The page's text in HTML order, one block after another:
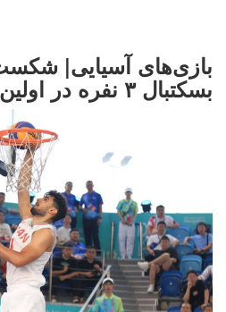
بازی‌های آسیایی|
بسکتبال ۳ نفره در اولین بازی